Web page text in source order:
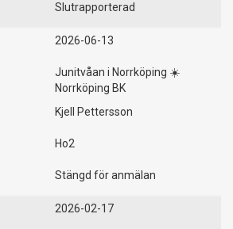
Slutrapporterad
2026-06-13
Junitvåan i Norrköping ☀️
Norrköping BK
Kjell Pettersson
Ho2
Stängd för anmälan
2026-02-17